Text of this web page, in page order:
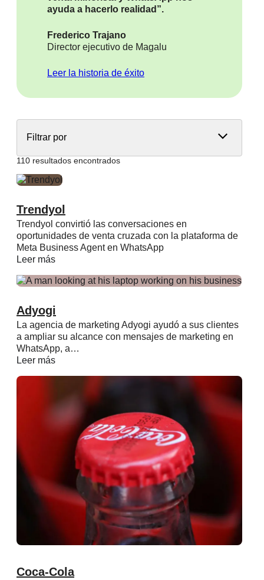
ayuda a hacerlo realidad”.
Frederico Trajano
Director ejecutivo de Magalu
Leer la historia de éxito
Filtrar por
110 resultados encontrados
Trendyol
Trendyol convirtió las conversaciones en
oportunidades de venta cruzada con la plataforma de
Meta Business Agent en WhatsApp
Leer más
Adyogi
La agencia de marketing Adyogi ayudó a sus clientes
a ampliar su alcance con mensajes de marketing en
WhatsApp, a…
Leer más
Coca-Cola